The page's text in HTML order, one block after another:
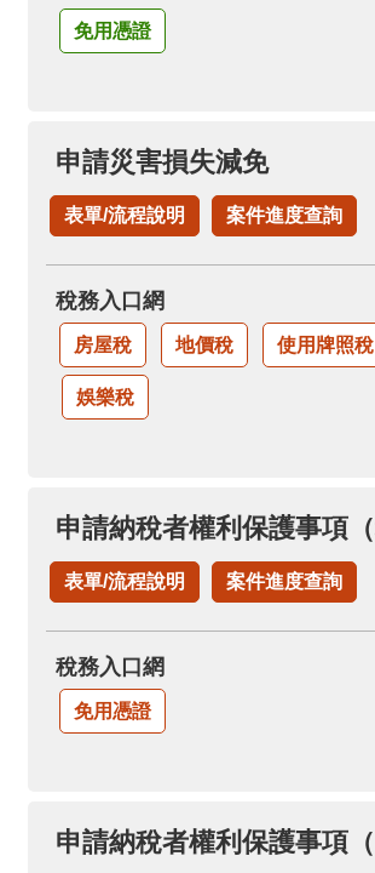
免用憑證
申請災害損失減免
表單/流程說明 案件進度查詢
稅務入口網
房屋稅 地價稅 使用牌照稅
娛樂稅
表單/流程說明 案件進度查詢
稅務入口網
免用憑證